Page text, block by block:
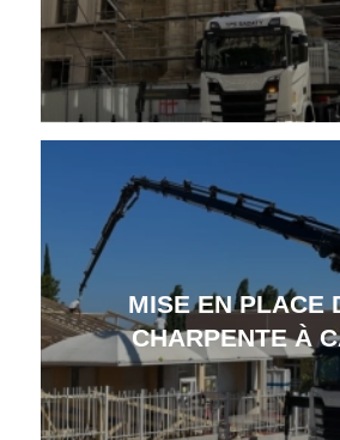
MISE EN PLACE
CHARPENTE À